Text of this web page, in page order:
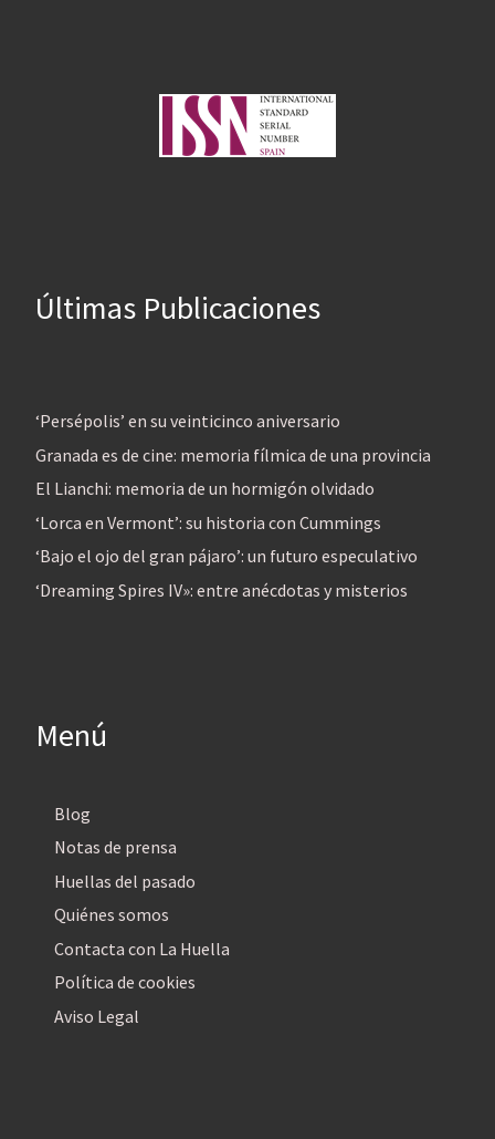
Últimas Publicaciones
‘Persépolis’ en su veinticinco aniversario
Granada es de cine: memoria fílmica de una provincia
El Lianchi: memoria de un hormigón olvidado
‘Lorca en Vermont’: su historia con Cummings
‘Bajo el ojo del gran pájaro’: un futuro especulativo
‘Dreaming Spires IV»: entre anécdotas y misterios
Menú
Blog
Notas de prensa
Huellas del pasado
Quiénes somos
Contacta con La Huella
Política de cookies
Aviso Legal